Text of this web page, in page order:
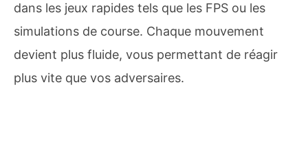
dans les jeux rapides tels que les FPS ou les
simulations de course. Chaque mouvement
devient plus fluide, vous permettant de réagir
plus vite que vos adversaires.